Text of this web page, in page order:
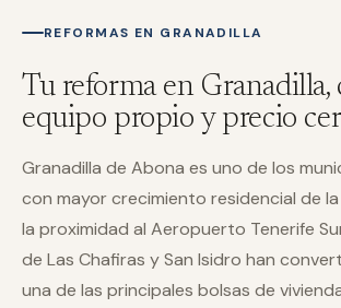
REFORMAS EN GRANADILLA
Tu reforma en Granadilla,
equipo propio y precio
Granadilla de Abona es uno de los
con mayor crecimiento residencial de
la proximidad al Aeropuerto Tenerife
de Las Chafiras y San Isidro han
una de las principales bolsas de